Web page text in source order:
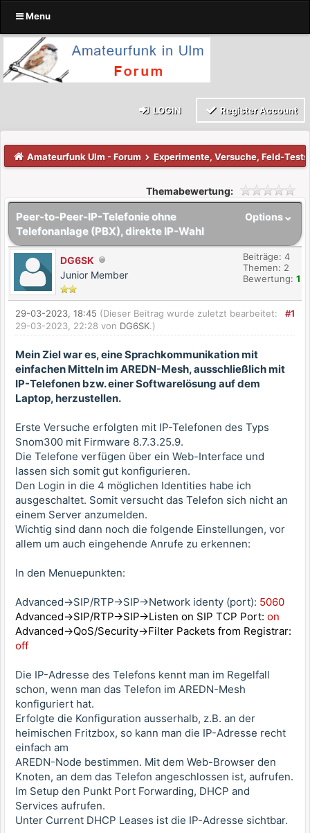
Menu
LOGIN Register Account
Amateurfunk Ulm - Forum Experimente, Versuche, Feld-Tests
Themabewertung:
Options
Peer-to-Peer-IP-Telefonie ohne
Telefonanlage (PBX), direkte IP-Wahl
DG6SK
Junior Member
Beiträge: 4
Themen: 2
Bewertung: 1
#1
29-03-2023, 18:45 (Dieser Beitrag wurde zuletzt bearbeitet:
29-03-2023, 22:28 von DG6SK.)
Mein Ziel war es, eine Sprachkommunikation mit
einfachen Mitteln im AREDN-Mesh, ausschließlich mit
IP-Telefonen bzw. einer Softwarelösung auf dem
Laptop, herzustellen.
Erste Versuche erfolgten mit IP-Telefonen des Typs
Snom300 mit Firmware 8.7.3.25.9.
Die Telefone verfügen über ein Web-Interface und
lassen sich somit gut konfigurieren.
Den Login in die 4 möglichen Identities habe ich
ausgeschaltet. Somit versucht das Telefon sich nicht an
einem Server anzumelden.
Wichtig sind dann noch die folgende Einstellungen, vor
allem um auch eingehende Anrufe zu erkennen:
In den Menuepunkten:
Advanced->SIP/RTP->SIP->Network identy (port): 5060
Advanced->SIP/RTP->SIP->Listen on SIP TCP Port: on
Advanced->QoS/Security->Filter Packets from Registrar:
off
Die IP-Adresse des Telefons kennt man im Regelfall
schon, wenn man das Telefon im AREDN-Mesh
konfiguriert hat.
Erfolgte die Konfiguration ausserhalb, z.B. an der
heimischen Fritzbox, so kann man die IP-Adresse recht
einfach am
AREDN-Node bestimmen. Mit dem Web-Browser den
Knoten, an dem das Telefon angeschlossen ist, aufrufen.
Im Setup den Punkt Port Forwarding, DHCP and
Services aufrufen.
Unter Current DHCP Leases ist die IP-Adresse sichtbar.